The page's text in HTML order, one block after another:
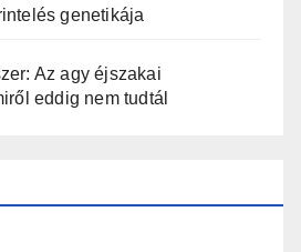
genetikája
Az agy éjszakai
eddig nem tudtál